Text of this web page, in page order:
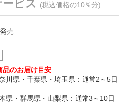
ビス (税込価格の10％分)
売
品のお届け目安
川県・千葉県・埼玉県：通常2～5日
県・群馬県・山梨県：通常3～10日